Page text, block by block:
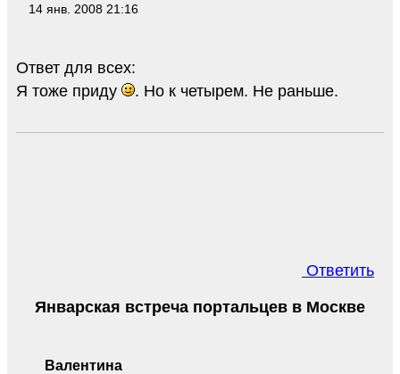
14 янв. 2008 21:16
Ответ для всех:
Я тоже приду
. Но к четырем. Не раньше.
Ответить
Валентина
Январская встреча портальцев в Москве